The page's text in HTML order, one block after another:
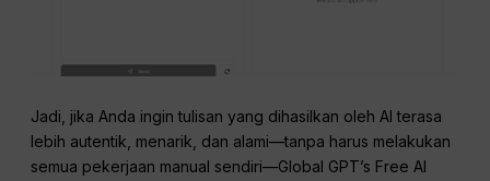
Jadi, jika Anda ingin tulisan yang dihasilkan oleh AI terasa
lebih autentik, menarik, dan alami—tanpa harus melakukan
semua pekerjaan manual sendiri—Global GPT’s Free AI